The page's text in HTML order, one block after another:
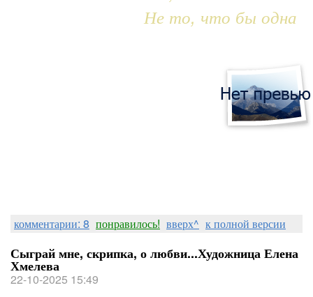
Не то, что бы одна
комментарии: 8 понравилось! вверх^ к полной версии
Сыграй мне, скрипка, о любви...Художница Елена
Хмелева
22-10-2025 15:49